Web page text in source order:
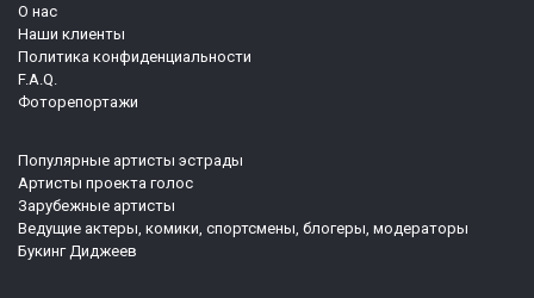
О нас
Наши клиенты
Политика конфиденциальности
F.A.Q.
Фоторепортажи
Популярные артисты эстрады
Артисты проекта голос
Зарубежные артисты
Ведущие актеры, комики, спортсмены, блогеры, модераторы
Букинг Диджеев